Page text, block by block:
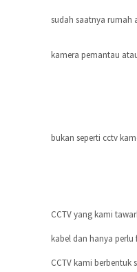
sudah saatnya rumah
kamera pemantau
bukan seperti cctv
CCTV yang kami
kabel dan hanya
CCTV kami berbentuk